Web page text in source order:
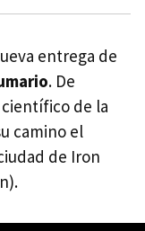
entrega de
. De
de la
camino el
de Iron